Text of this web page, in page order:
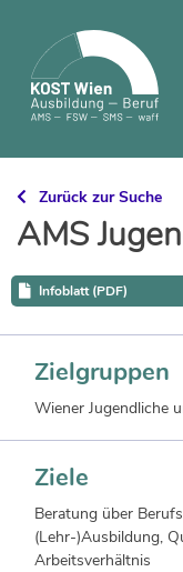
content
Zurück zur Suche
AMS
Infoblatt (PDF)
Zielgruppen
Wiener Jugendliche
Ziele
Beratung über
(Lehr-)Ausbildung,
Arbeitsverhältnis